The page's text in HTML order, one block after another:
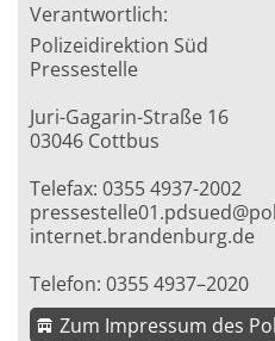
Verantwortlich:
Polizeidirektion Süd
Pressestelle
Juri-Gagarin-Straße 16
03046 Cottbus
Telefax: 0355 4937-2002
internet.brandenburg.de
Telefon: 0355 4937–2020
Zum Impressum des